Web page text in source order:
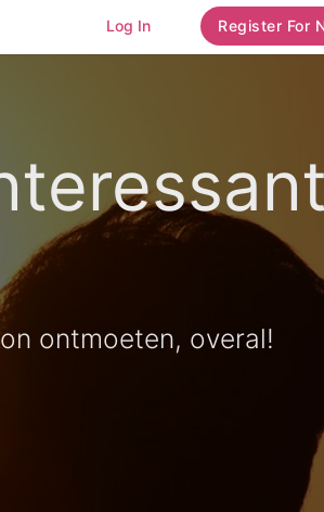
Log In Register For
ontmoeten, overal!